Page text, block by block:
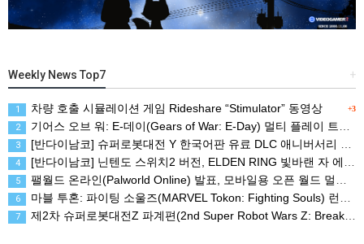
+
Weekly News Top7
+3
1 차량 호출 시뮬레이션 게임 Rideshare “Stimulator” 동영상
2 기어스 오브 워: E-데이(Gears of War: E-Day) 멀티 플레이 트레일러(XBSX/PC)
3 [반다이남코] 슈퍼로봇대전 Y 한국어판 유료 DLC 애니버서리 확장팩, 8월 5일 판매 시작
4 [반다이남코] 닌텐도 스위치2 버전, ELDEN RING 빛바랜 자 에디션 패키지 예약 판매, 8월 5일 시작
5 팰월드 온라인(Palworld Online) 발표, 모바일용 오픈 월드 멀티플레이 생존 크래프트
6 마블 투혼: 파이팅 소울즈(MARVEL Tokon: Fighting Souls) 런칭 트레일러
7 제2차 슈퍼로봇대전Z 파계편(2nd Super Robot Wars Z: Break the World Chapter) Remastered 제작 결정